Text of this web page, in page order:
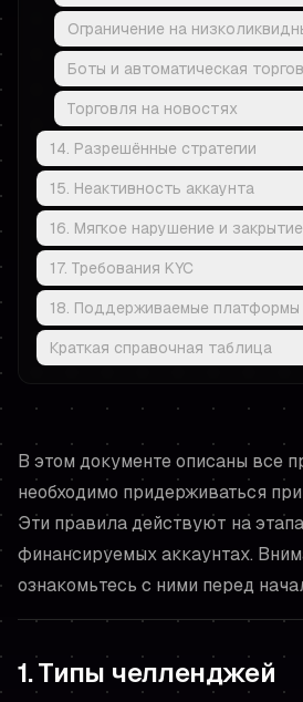
Ограничение на
Боты и автоматическая
Торговля на новостях
14. Разрешённые стратегии
15. Неактивность аккаунта
16. Мягкое нарушение и
17. Требования KYC
18. Поддерживаемые платформы
Краткая справочная таблица
В этом документе описаны все
необходимо придерживаться
Эти правила действуют на
финансируемых аккаунтах.
ознакомьтесь с ними перед
1. Типы челленджей